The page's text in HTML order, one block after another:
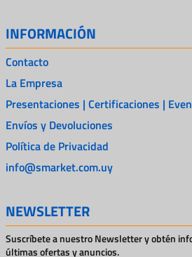
INFORMACIÓN
Contacto
La Empresa
Presentaciones | Certificaciones |
Envíos y Devoluciones
Política de Privacidad
info@smarket.com.uy
NEWSLETTER
Suscríbete a nuestro Newsletter y obtén
últimas ofertas y anuncios.